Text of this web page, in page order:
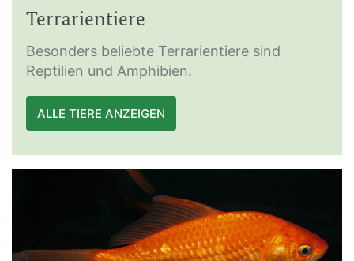
Terrarientiere
Besonders beliebte Terrarientiere sind
Reptilien und Amphibien.
ALLE TIERE ANZEIGEN